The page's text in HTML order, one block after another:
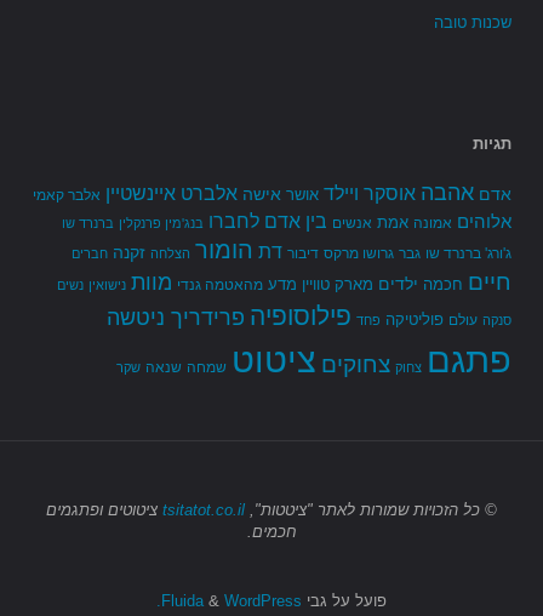
שכנות טובה
תגיות
אדם אהבה אוסקר ויילד אושר אישה אלברט איינשטיין אלבר קאמי
אלוהים אמונה אמת אנשים בין אדם לחברו בנג'מין פרנקלין ברנרד שו
ג'ורג' ברנרד שו גבר גרושו מרקס דיבור דת הומור הצלחה זקנה חברים
חיים חכמה ילדים מארק טוויין מדע מהאטמה גנדי מוות נישואין נשים
סנקה עולם פוליטיקה פחד פילוסופיה פרידריך ניטשה
פתגם צחוק צחוקים ציטוט שמחה שנאה שקר
© כל הזכויות שמורות לאתר "ציטטות", tsitatot.co.il ציטוטים ופתגמים
חכמים.
פועל על גבי & WordPress.